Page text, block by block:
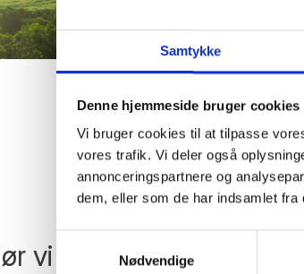
Samtykke
Denne hjemmeside bruger cookies
Vi bruger cookies til at tilpasse
vores trafik. Vi deler også
annonceringspartnere og
dem, eller som de har indsamlet fra
Nødvendige
vi en forskel